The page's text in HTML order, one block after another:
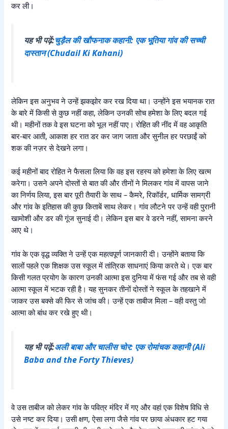
कर ली।
यह भी पढ़ें:चुड़ैल की खौफनाक कहानी: एक भूतिया गांव की सच्ची
दास्तान (Chudail Ki Kahani)
लेकिन इस अनुभव ने उन्हें झकझोर कर रख दिया था। उन्होंने इस भयानक रात
के बारे में किसी से कुछ नहीं कहा, लेकिन उनकी सोच हमेशा के लिए बदल गई
थी। महीनों तक वे इस घटना को भूल नहीं पाए। रोहित की नींद में वह आकृति
बार-बार आती, आकाश हर रात डर कर जाग जाता और सुनील हर परछाईं को
शक की नज़र से देखने लगा।
कई महीनों बाद रोहित ने फैसला लिया कि वह इस रहस्य को हमेशा के लिए खत्म
करेगा। उसने अपने दोस्तों से बात की और तीनों ने मिलकर गांव में वापस जाने
का निर्णय लिया, इस बार पूरी तैयारी के साथ – कैमरे, रिकॉर्डर, धार्मिक सामग्री
और गांव के इतिहास की कुछ किताबें साथ लेकर। गांव लौटने पर उन्हें वही पुरानी
खामोशी और डर की गूंज सुनाई दी। लेकिन इस बार वे डरने नहीं, सामना करने
आए थे।
गांव के एक वृद्ध व्यक्ति ने उन्हें एक महत्वपूर्ण जानकारी दी। उन्होंने बताया कि
सालों पहले एक शिक्षक उस स्कूल में तांत्रिक साधनाएं किया करते थे। एक बार
किसी गलत प्रयोग के कारण उनकी आत्मा इस दुनिया में फंस गई और तब से वही
आत्मा स्कूल में भटक रही है। यह सुनकर तीनों दोस्तों ने स्कूल के तहखाने में
जाकर उस बक्से की फिर से जांच की। उन्हें एक ताबीज मिला – वही वस्तु जो
आत्मा को बांध कर रखे हुए थी।
यह भी पढ़ें:अली बाबा और चालीस चोर: एक रोमांचक कहानी (Ali
Baba and the Forty Thieves)
वे उस ताबीज को लेकर गांव के पवित्र मंदिर में गए और वहां एक विशेष विधि से
उसे नष्ट कर दिया। उसी क्षण, ऐसा लगा जैसे गांव पर छाया अंधकार हट गया